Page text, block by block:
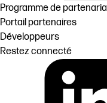
Programme de
Portail partenaires
Développeurs
Restez connecté